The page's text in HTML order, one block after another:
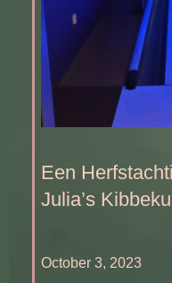
Een
Julia’s
October 3, 2023